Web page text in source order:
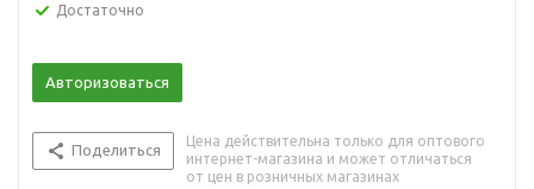
Достаточно
Авторизоваться
Поделиться
Цена действительна только для оптового
интернет-магазина и может отличаться
от цен в розничных магазинах